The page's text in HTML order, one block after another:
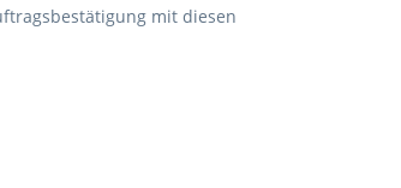
mit diesen